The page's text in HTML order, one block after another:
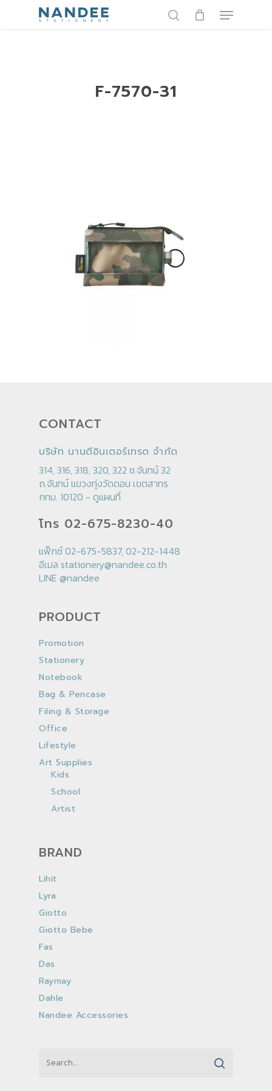
Menu
F-7570-31
CONTACT
บริษัท นานดีอินเตอร์เทรด จำกัด
314, 316, 318, 320, 322 ซ.จันทน์ 32
ถ.จันทน์ แขวงทุ่งวัดดอน เขตสาทร
กทม. 10120 - ดูแผนที่
โทร 02-675-8230-40
แฟ็กซ์ 02-675-5837, 02-212-1448
อีเมล stationery@nandee.co.th
LINE @nandee
PRODUCT
Promotion
Stationery
Notebook
Bag & Pencase
Filing & Storage
Office
Lifestyle
Art Supplies
Kids
School
Artist
BRAND
Lihit
Lyra
Giotto
Giotto Bebe
Fas
Das
Raymay
Dahle
Nandee Accessories